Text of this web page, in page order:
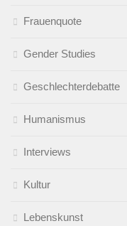
Frauenquote
Gender Studies
Geschlechterdebatte
Humanismus
Interviews
Kultur
Lebenskunst